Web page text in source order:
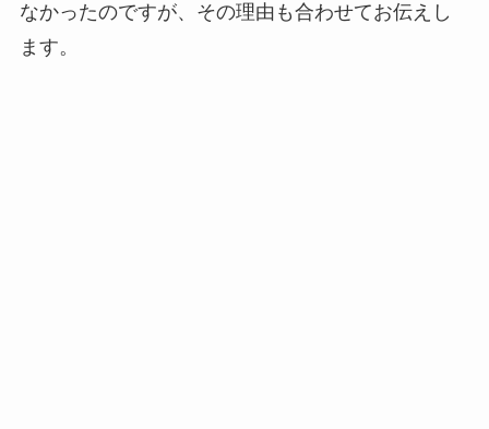
なかったのですが、その理由も合わせてお伝えし
ます。